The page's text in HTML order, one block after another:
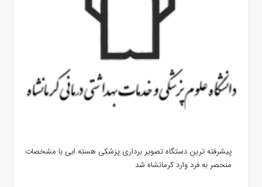
پیشرفته ترین دستگاه تصویر برداری پزشکی هسته ایی با مشخصات
منحصر به فرد وارد کرمانشاه شد